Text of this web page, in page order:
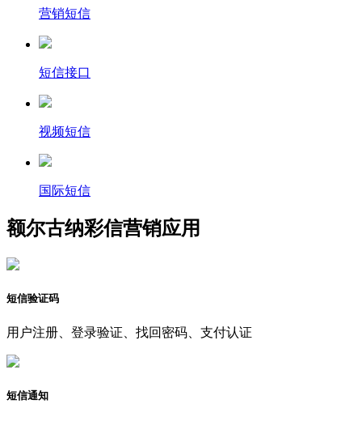
营销短信
短信接口
视频短信
国际短信
额尔古纳彩信营销应用
短信验证码
用户注册、登录验证、找回密码、支付认证
短信通知